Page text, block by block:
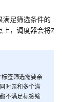
满足筛选条件的
，调度器会将本
签筛选需要亲
时亲和多个满
不满足标签筛